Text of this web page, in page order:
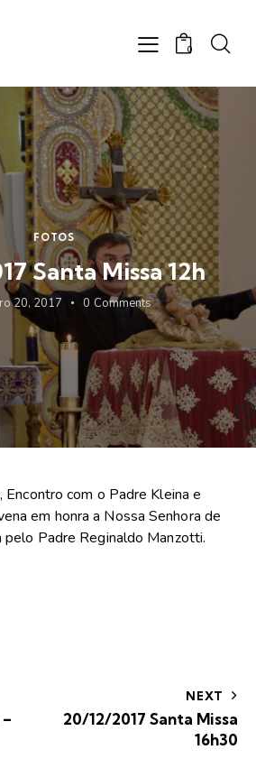
0
FOTOS
Santa Missa 12h
20, 2017 0 Comments
Encontro com o Padre Kleina e
em honra a Nossa Senhora de
pelo Padre Reginaldo Manzotti.
NEXT
20/12/2017 Santa Missa
16h30